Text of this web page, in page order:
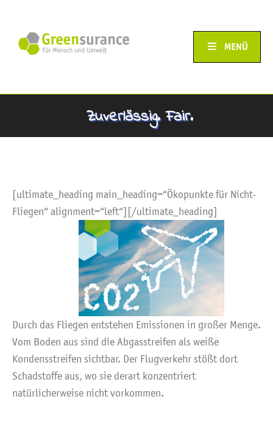
MENÜ
Zuverlässig. Fair.
[ultimate_heading main_heading=“Ökopunkte für Nicht-
Fliegen“ alignment=“left“][/ultimate_heading]
Durch das Fliegen entstehen Emissionen in großer Menge.
Vom Boden aus sind die Abgasstreifen als weiße
Kondensstreifen sichtbar. Der Flugverkehr stößt dort
Schadstoffe aus, wo sie derart konzentriert
natürlicherweise nicht vorkommen.